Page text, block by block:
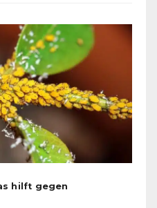
hilft gegen